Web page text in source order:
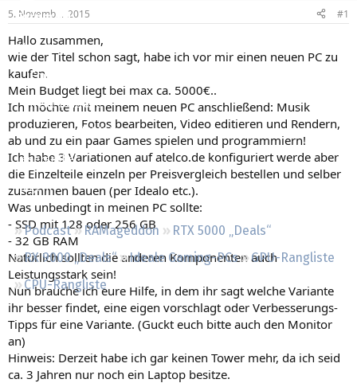
Forum
Aktuelles
Empfohlene Inhalte
Neue Beiträge
Neueste Aktivitäten
Leserartikel
Regeln
Podcast RAMageddon
RTX 5000 „Deals“
RX 9000 „Deals“
Ideale Gaming-PCs
GPU-Rangliste
CPU-Rangliste
l
e
r
l
t
a
5. November 2015 #1
Hallo zusammen,
wie der Titel schon sagt, habe ich vor mir einen neuen PC zu
kaufen.
Mein Budget liegt bei max ca. 5000€..
Ich möchte mit meinem neuen PC anschließend: Musik
produzieren, Fotos bearbeiten, Video editieren und Rendern,
ab und zu ein paar Games spielen und programmiern!
Ich habe 3 Variationen auf atelco.de konfiguriert werde aber
die Einzelteile einzeln per Preisvergleich bestellen und selber
zusammen bauen (per Idealo etc.).
Was unbedingt in meinen PC sollte:
- SSD mit 128 oder 256 GB
- 32 GB RAM
Natürlich sollten die anderen Komponenten auch
Leistungsstark sein!
Nun brauche ich eure Hilfe, in dem ihr sagt welche Variante
ihr besser findet, eine eigen vorschlagt oder Verbesserungs-
Tipps für eine Variante. (Guckt euch bitte auch den Monitor
an)
Hinweis: Derzeit habe ich gar keinen Tower mehr, da ich seid
ca. 3 Jahren nur noch ein Laptop besitze.